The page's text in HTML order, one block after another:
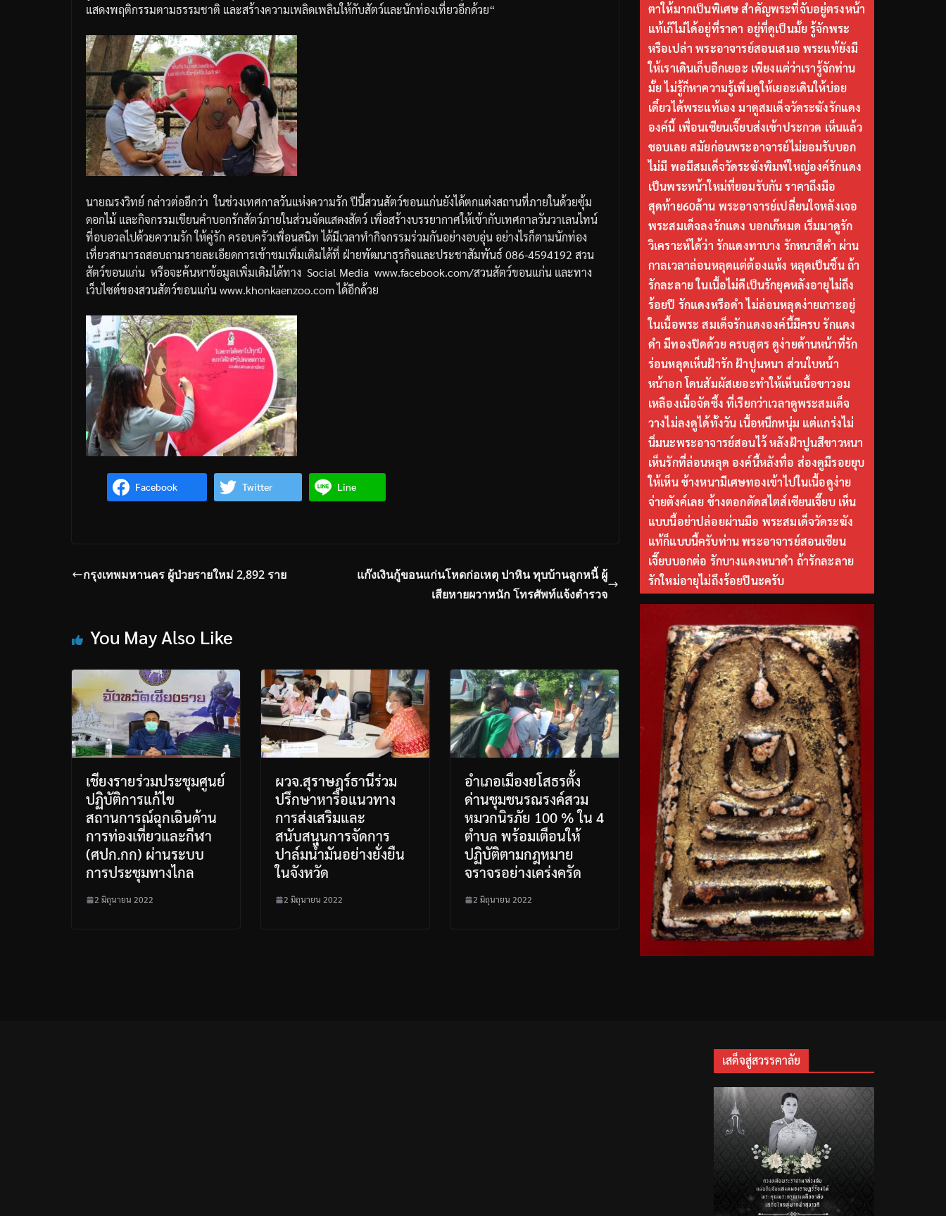
แสดงพฤติกรรมตามธรรมชาติ และสร้างความเพลิดเพลินให้กับสัตว์และนักท่องเที่ยวอีกด้วย“
นายณรงวิทย์ กล่าวต่ออีกว่า ในช่วงเทศกาลวันแห่งความรัก ปีนี้สวนสัตว์ขอนแก่นยังได้ตกแต่งสถานที่ภายในด้วยซุ้ม
ดอกไม้ และกิจกรรมเขียนคำบอกรักสัตว์ภายในส่วนจัดแสดงสัตว์ เพื่อสร้างบรรยากาศให้เข้ากับเทศกาลวันวาเลนไทน์
ที่อบอวลไปด้วยความรัก ให้คู่รัก ครอบครัวเพื่อนสนิท ได้มีเวลาทำกิจกรรมร่วมกันอย่างอบอุ่นอย่างไรก็ตามนักท่อง
เที่ยวสามารถสอบถามรายละเอียดการเข้าชมเพิ่มเติมได้ที่ ฝ่ายพัฒนาธุรกิจและประชาสัมพันธ์ 086-4594192 สวน
สัตว์ขอนแก่น หรือจะค้นหาข้อมูลเพิ่มเติมได้ทาง Social Media www.facebook.com/สวนสัตว์ขอนแก่น และทาง
เว็บไซต์ของสวนสัตว์ขอนแก่นwww.khonkaenzoo.comได้อีกด้วย
Facebook Twitter Line
กรุงเทพมหานคร ผู้ป่วยรายใหม่ 2,892 ราย
แก๊งเงินกู้ขอนแก่นโหดก่อเหตุ ปาหิน ทุบบ้านลูกหนี้ ผู้
เสียหายผวาหนัก โทรศัพท์แจ้งตำรวจ
You May Also Like
เชียงรายร่วมประชุมศูนย์
ปฏิบัติการแก้ไข
สถานการณ์ฉุกเฉินด้าน
การท่องเที่ยวและกีฬา
(ศปก.กก) ผ่านระบบ
การประชุมทางไกล
2 มิถุนายน 2022
ผวจ.สุราษฎร์ธานีร่วม
ปรึกษาหารือแนวทาง
การส่งเสริมและ
สนับสนุนการจัดการ
ปาล์มน้ำมันอย่างยั่งยืน
ในจังหวัด
2 มิถุนายน 2022
อำเภอเมืองยโสธรตั้ง
ด่านชุมชนรณรงค์สวม
หมวกนิรภัย 100 % ใน 4
ตำบล พร้อมเตือนให้
ปฏิบัติตามกฎหมาย
จราจรอย่างเคร่งครัด
2 มิถุนายน 2022
ตาให้มากเป็นพิเศษ สำคัญพระที่จับอยู่ตรงหน้า
แท้เก๊ไม่ได้อยู่ที่ราคา อยู่ที่ดูเป็นมั้ย รู้จักพระ
หรือเปล่า พระอาจารย์สอนเสมอ พระแท้ยังมี
ให้เราเดินเก็บอีกเยอะ เพียงแต่ว่าเรารู้จักท่าน
มั้ย ไม่รู้ก็หาความรู้เพิ่มดูให้เยอะเดินให้บ่อย
เดี๋ยวได้พระแท้เอง มาดูสมเด็จวัดระฆังรักแดง
องค์นี้ เพื่อนเซียนเจี๊ยบส่งเข้าประกวด เห็นแล้ว
ชอบเลย สมัยก่อนพระอาจารย์ไม่ยอมรับบอก
ไม่มี พอมีสมเด็จวัดระฆังพิมพ์ใหญ่องค์รักแดง
เป็นพระหน้าใหม่ที่ยอมรับกัน ราคาถึงมือ
สุดท้าย60ล้าน พระอาจารย์เปลี่ยนใจหลังเจอ
พระสมเด็จลงรักแดง บอกเก๊หมด เริ่มมาดูรัก
วิเคราะห์ได้ว่า รักแดงทาบาง รักหนาสีดำ ผ่าน
กาลเวลาล่อนหลุดแต่ต้องแห้ง หลุดเป็นชิ้น ถ้า
รักละลาย ในเนื้อไม่ดีเป็นรักยุคหลังอายุไม่ถึง
ร้อยปี รักแดงหรือดำ ไม่ล่อนหลุดง่ายเกาะอยู่
ในเนื้อพระ สมเด็จรักแดงองค์นี้มีครบ รักแดง
ดำ มีทองปิดด้วย ครบสูตร ดูง่ายด้านหน้าที่รัก
ร่อนหลุดเห็นฝ้ารัก ฝ้าปูนหนา ส่วนใบหน้า
หน้าอก โดนสัมผัสเยอะทำให้เห็นเนื้อขาวอม
เหลืองเนื้อจัดซึ้ง ที่เรียกว่าเวลาดูพระสมเด็จ
วางไม่ลงดูได้ทั้งวัน เนื้อหนึกหนุ่ม แต่แกร่งไม่
นิ่มนะพระอาจารย์สอนไว้ หลังฝ้าปูนสีขาวหนา
เห็นรักที่ล่อนหลุด องค์นี้หลังทื่อ ส่องดูมีรอยยุบ
ให้เห็น ข้างหนามีเศษทองเข้าไปในเนื้อดูง่าย
จ่ายตังค์เลย ข้างตอกตัดสไตส์เซียนเจี๊ยบ เห็น
แบบนี้อย่าปล่อยผ่านมือ พระสมเด็จวัดระฆัง
แท้ก็แบบนี้ครับท่าน พระอาจารย์สอนเซียน
เจี๊ยบบอกต่อ รักบางแดงหนาดำ ถ้ารักละลาย
รักใหม่อายุไม่ถึงร้อยปีนะครับ
เสด็จสู่สวรรคาลัย